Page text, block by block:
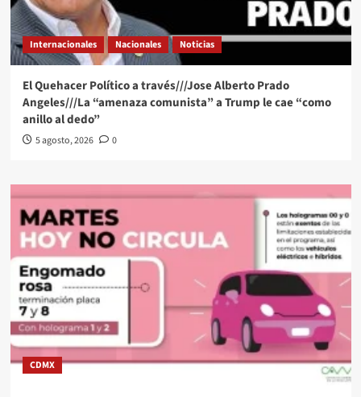
Internacionales Nacionales Noticias
El Quehacer Político a través///Jose Alberto Prado
Angeles///La “amenaza comunista” a Trump le cae “como
anillo al dedo”
5 agosto, 2026 0
CDMX